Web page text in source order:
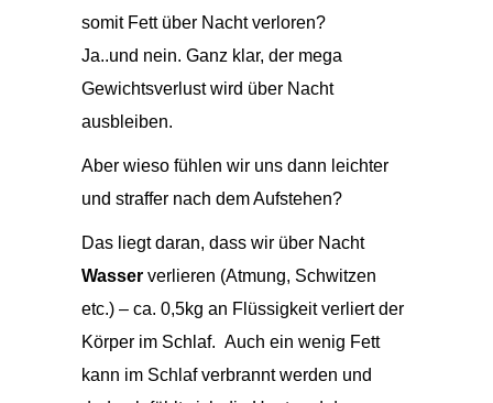
somit Fett über Nacht verloren?
Ja..und nein. Ganz klar, der mega
Gewichtsverlust wird über Nacht
ausbleiben.
Aber wieso fühlen wir uns dann leichter
und straffer nach dem Aufstehen?
Das liegt daran, dass wir über Nacht
Wasser verlieren (Atmung, Schwitzen
etc.) – ca. 0,5kg an Flüssigkeit verliert der
Körper im Schlaf. Auch ein wenig Fett
kann im Schlaf verbrannt werden und